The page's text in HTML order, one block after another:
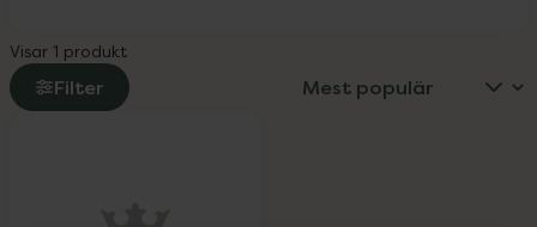
Visar 1 produkt
Filter